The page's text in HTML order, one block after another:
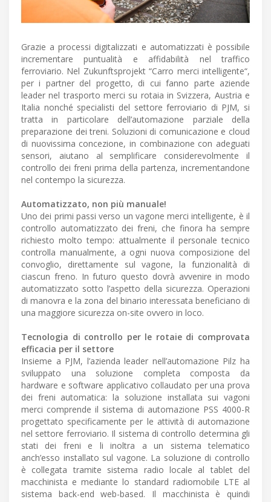
Grazie a processi digitalizzati e automatizzati è possibile
incrementare puntualità e affidabilità nel traffico
ferroviario. Nel Zukunftsprojekt “Carro merci intelligente“,
per i partner del progetto, di cui fanno parte aziende
leader nel trasporto merci su rotaia in Svizzera, Austria e
Italia nonché specialisti del settore ferroviario di PJM, si
tratta in particolare dell’automazione parziale della
preparazione dei treni. Soluzioni di comunicazione e cloud
di nuovissima concezione, in combinazione con adeguati
sensori, aiutano al semplificare considerevolmente il
controllo dei freni prima della partenza, incrementandone
nel contempo la sicurezza.
Automatizzato, non più manuale!
Uno dei primi passi verso un vagone merci intelligente, è il
controllo automatizzato dei freni, che finora ha sempre
richiesto molto tempo: attualmente il personale tecnico
controlla manualmente, a ogni nuova composizione del
convoglio, direttamente sul vagone, la funzionalità di
ciascun freno. In futuro questo dovrà avvenire in modo
automatizzato sotto l’aspetto della sicurezza. Operazioni
di manovra e la zona del binario interessata beneficiano di
una maggiore sicurezza on-site ovvero in loco.
Tecnologia di controllo per le rotaie di comprovata
efficacia per il settore
Insieme a PJM, l’azienda leader nell’automazione Pilz ha
sviluppato una soluzione completa composta da
hardware e software applicativo collaudato per una prova
dei freni automatica: la soluzione installata sui vagoni
merci comprende il sistema di automazione PSS 4000-R
progettato specificamente per le attività di automazione
nel settore ferroviario. Il sistema di controllo determina gli
stati dei freni e li inoltra a un sistema telematico
anch’esso installato sul vagone. La soluzione di controllo
è collegata tramite sistema radio locale al tablet del
macchinista e mediante lo standard radiomobile LTE al
sistema back-end web-based. Il macchinista è quindi